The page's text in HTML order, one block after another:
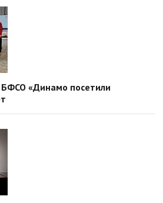
«Динамо посетили